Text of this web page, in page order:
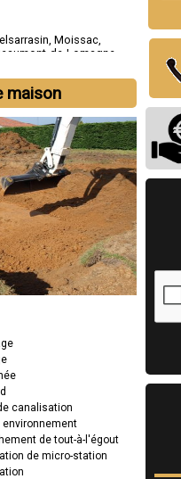
,Moissac
de-Lomagne
maison
canalisation
environnement
de tout-à-l'égout
de micro-station